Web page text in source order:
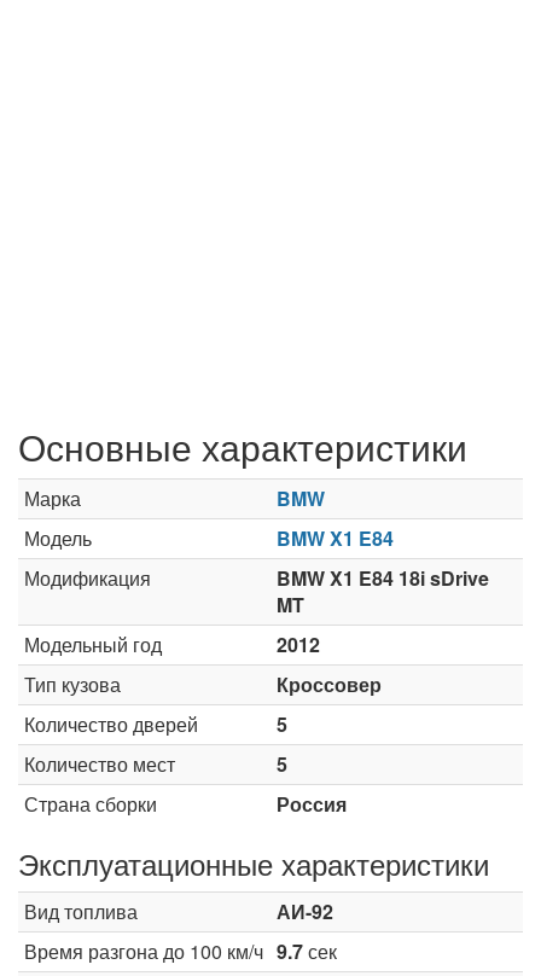
Основные характеристики
Марка
BMW
Модель
BMW X1 E84
Модификация
BMW X1 E84 18i sDrive
MT
Модельный год
2012
Тип кузова
Кроссовер
Количество дверей
5
Количество мест
5
Страна сборки
Россия
Эксплуатационные характеристики
Вид топлива
АИ-92
Время разгона до 100 км/ч 9.7сек